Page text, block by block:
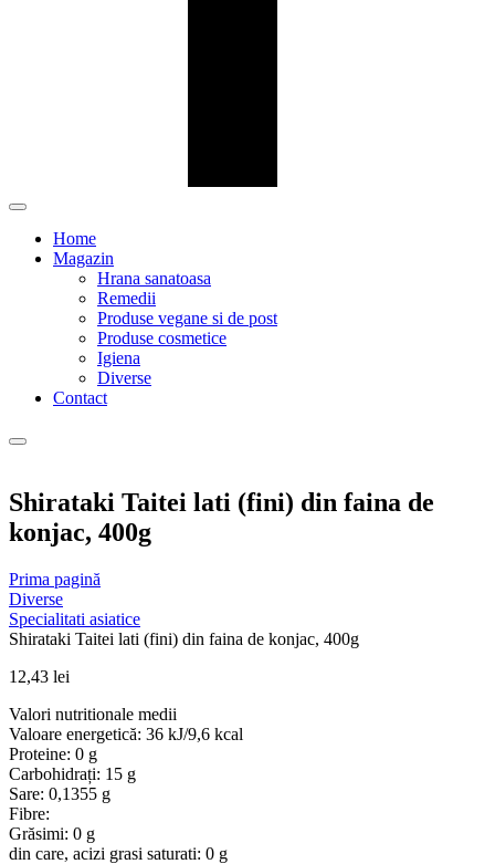
Home
Magazin
Hrana sanatoasa
Remedii
Produse vegane si de post
Produse cosmetice
Igiena
Diverse
Contact
Shirataki Taitei lati (fini) din faina de
konjac, 400g
Prima pagină
Diverse
Specialitati asiatice
Shirataki Taitei lati (fini) din faina de konjac, 400g
12,43 lei
Valori nutritionale medii
Valoare energetică: 36 kJ/9,6 kcal
Proteine: 0 g
Carbohidrați: 15 g
Sare: 0,1355 g
Fibre:
Grăsimi: 0 g
din care, acizi grasi saturati: 0 g